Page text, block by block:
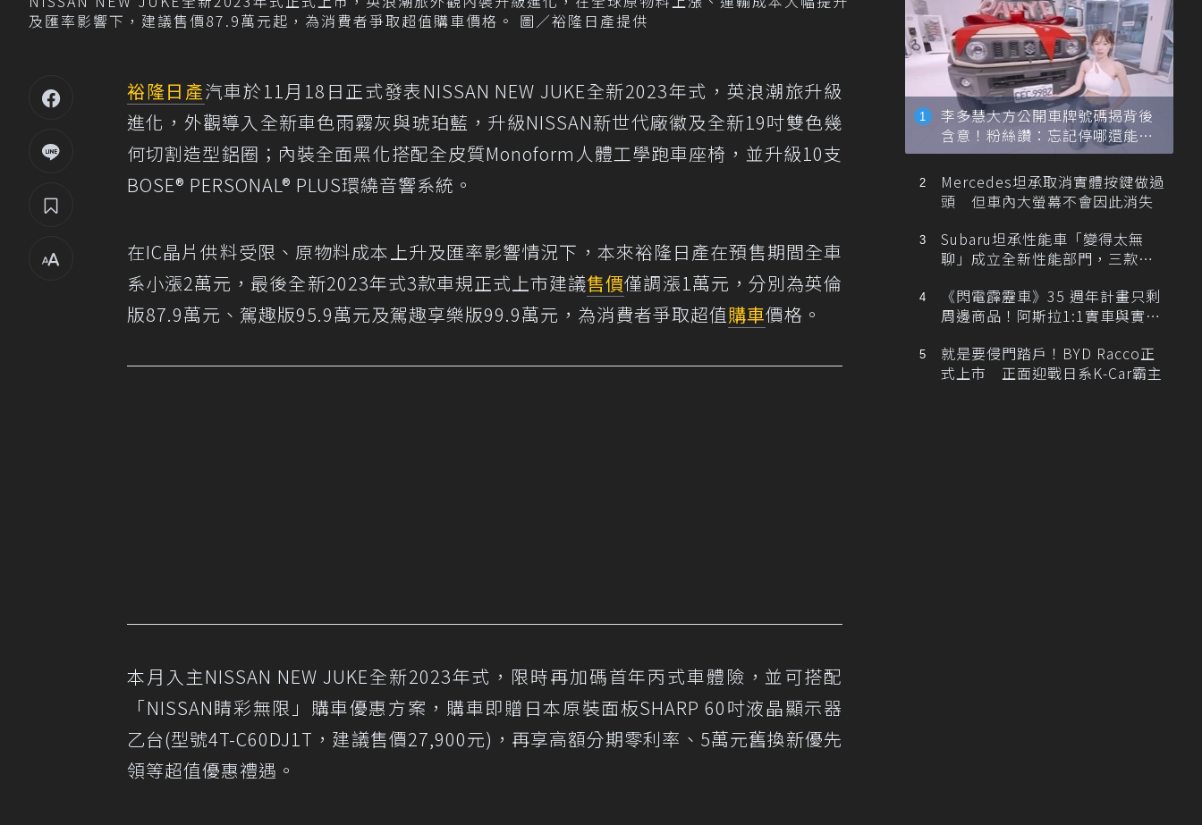
及匯率影響下，建議售價87.9萬元起，為消費者爭取超值購車價格。 圖／裕隆日產提供
裕隆日產汽車於11月18日正式發表NISSAN NEW JUKE全新2023年式，英浪潮旅升級
進化，外觀導入全新車色雨霧灰與琥珀藍，升級NISSAN新世代廠徽及全新19吋雙色幾
何切割造型鋁圈；內裝全面黑化搭配全皮質Monoform人體工學跑車座椅，並升級10支
BOSE® PERSONAL® PLUS環繞音響系統。
在IC晶片供料受限、原物料成本上升及匯率影響情況下，本來裕隆日產在預售期間全車
系小漲2萬元，最後全新2023年式3款車規正式上市建議售價僅調漲1萬元，分別為英倫
版87.9萬元、駕趣版95.9萬元及駕趣享樂版99.9萬元，為消費者爭取超值購車價格。
本月入主NISSAN NEW JUKE全新2023年式，限時再加碼首年丙式車體險，並可搭配
「NISSAN睛彩無限」購車優惠方案，購車即贈日本原裝面板SHARP 60吋液晶顯示器
乙台(型號4T-C60DJ1T，建議售價27,900元)，再享高額分期零利率、5萬元舊換新優先
領等超值優惠禮遇。
李多慧大方公開車牌號碼揭背後
含意！粉絲讚：忘記停哪還能幫
忙找車
Mercedes坦承取消實體按鍵做過
頭 但車內大螢幕不會因此消失
Subaru坦承性能車「變得太無
聊」成立全新性能部門，三款手
《閃電霹靂車》35 週年計畫只剩
周邊商品！阿斯拉1:1實車與實體
就是要侵門踏戶！BYD Racco正
式上市 正面迎戰日系K-Car霸主